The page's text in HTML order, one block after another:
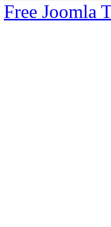
Free Joomla